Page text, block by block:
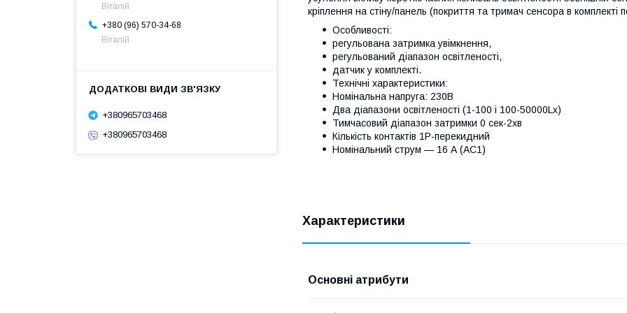
кріплення на стіну/панель (покриття та тримач сенсора в комплекті
Особливості:
регульована затримка увімкнення,
регульований діапазон освітленості,
датчик у комплекті.
Технічні характеристики:
Номінальна напруга: 230В
Два діапазони освітленості (1-100 і 100-50000Lx)
Тимчасовий діапазон затримки 0 сек-2хв
Кількість контактів 1Р-перекидний
Номінальний струм — 16 А (АС1)
Характеристики
Основні атрибути
Віталій
+380 (96) 570-34-68
Віталій
+380965703468
+380965703468